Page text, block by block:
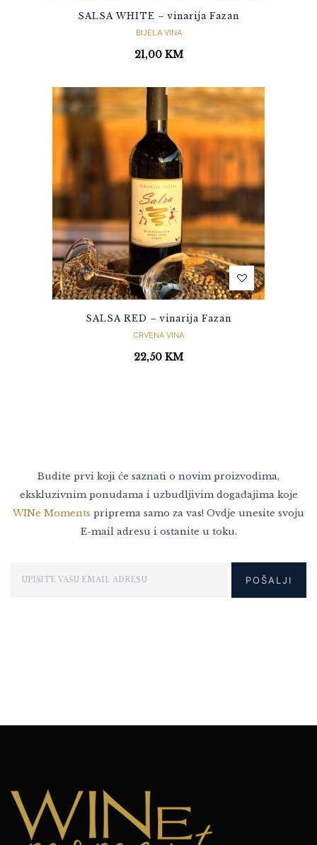
SALSA WHITE – vinarija Fazan
BIJELA VINA
21,00 KM
SALSA RED – vinarija Fazan
CRVENA VINA
22,50 KM
Budite prvi koji će saznati o novim proizvodima,
ekskluzivnim ponudama i uzbudljivim događajima koje
WINe Moments priprema samo za vas! Ovdje unesite svoju
E-mail adresu i ostanite u toku.